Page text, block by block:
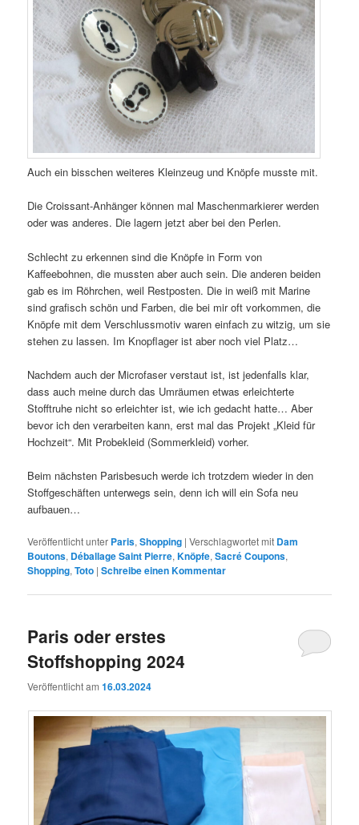
Auch ein bisschen weiteres Kleinzeug und Knöpfe musste mit.
Die Croissant-Anhänger können mal Maschenmarkierer werden
oder was anderes. Die lagern jetzt aber bei den Perlen.
Schlecht zu erkennen sind die Knöpfe in Form von
Kaffeebohnen, die mussten aber auch sein. Die anderen beiden
gab es im Röhrchen, weil Restposten. Die in weiß mit Marine
sind grafisch schön und Farben, die bei mir oft vorkommen, die
Knöpfe mit dem Verschlussmotiv waren einfach zu witzig, um sie
stehen zu lassen. Im Knopflager ist aber noch viel Platz…
Nachdem auch der Microfaser verstaut ist, ist jedenfalls klar,
dass auch meine durch das Umräumen etwas erleichterte
Stofftruhe nicht so erleichter ist, wie ich gedacht hatte… Aber
bevor ich den verarbeiten kann, erst mal das Projekt „Kleid für
Hochzeit“. Mit Probekleid (Sommerkleid) vorher.
Beim nächsten Parisbesuch werde ich trotzdem wieder in den
Stoffgeschäften unterwegs sein, denn ich will ein Sofa neu
aufbauen…
Veröffentlicht unter Paris,Shopping |Verschlagwortet mit Dam
Boutons, Déballage Saint Pierre,Knöpfe,Sacré Coupons,
Shopping,Toto |Schreibe einen Kommentar
Paris oder erstes
Stoffshopping 2024
Veröffentlicht am16.03.2024